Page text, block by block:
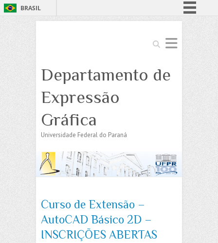
BRASIL
Simplifique!
Comunica BR
Acesso à informação
Search
Departamento de
Expressão
Gráfica
Universidade Federal do Paraná
Curso de Extensão –
AutoCAD Básico 2D –
INSCRIÇÕES ABERTAS